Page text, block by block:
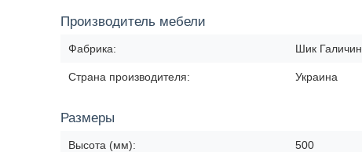
Производитель мебели
Фабрика: Шик
Страна производителя: Украина
Размеры
Высота (мм): 500